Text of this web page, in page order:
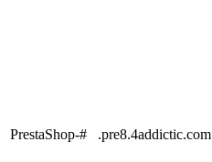
PrestaShop-# .pre8.4addictic.com